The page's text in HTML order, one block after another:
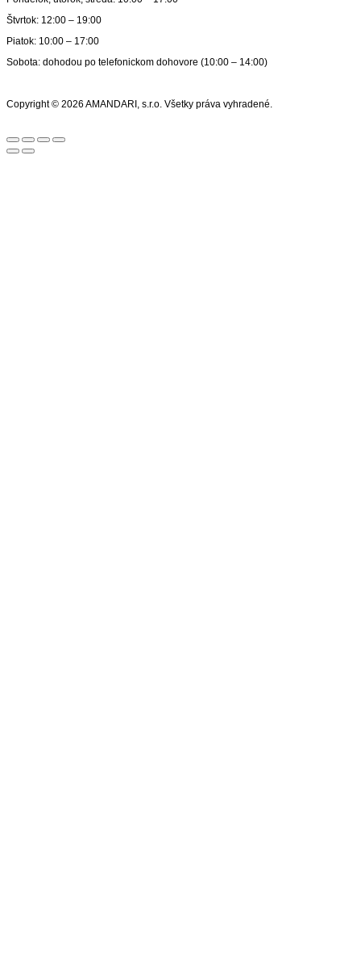
Štvrtok: 12:00 – 19:00
Piatok: 10:00 – 17:00
Sobota: dohodou po telefonickom dohovore (10:00 – 14:00)
Copyright © 2026 AMANDARI, s.r.o. Všetky práva vyhradené.